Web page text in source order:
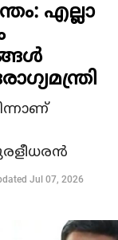
എല്ലാ
Jul 07, 2026